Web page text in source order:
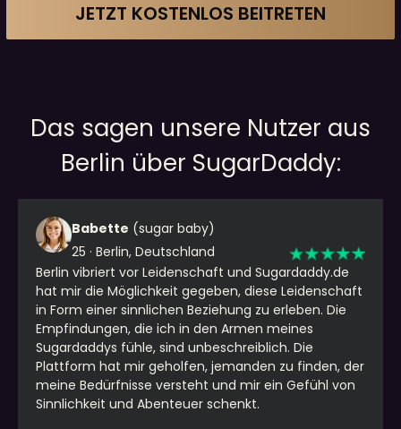
JETZT KOSTENLOS BEITRETEN
Das sagen unsere Nutzer aus
Berlin über SugarDaddy:
Babette (sugar baby)
25 · Berlin, Deutschland
Berlin vibriert vor Leidenschaft und Sugardaddy.de
hat mir die Möglichkeit gegeben, diese Leidenschaft
in Form einer sinnlichen Beziehung zu erleben. Die
Empfindungen, die ich in den Armen meines
Sugardaddys fühle, sind unbeschreiblich. Die
Plattform hat mir geholfen, jemanden zu finden, der
meine Bedürfnisse versteht und mir ein Gefühl von
Sinnlichkeit und Abenteuer schenkt.